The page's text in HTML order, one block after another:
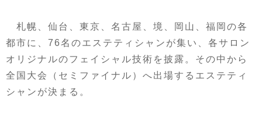
札幌、仙台、東京、名古屋、境、岡山、福岡の各
都市に、76名のエステティシャンが集い、各サロン
オリジナルのフェイシャル技術を披露。その中から
全国大会（セミファイナル）へ出場するエステティ
シャンが決まる。